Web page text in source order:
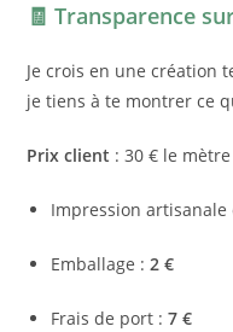
🧾Transparence
Je crois en une création
je tiens à te montrer ce
Prix client : 30 € le mètre
Impression artisanale
Emballage :2 €
Frais de port :7 €